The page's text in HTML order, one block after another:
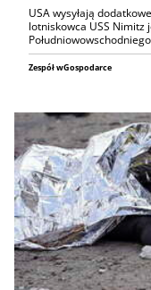
USA wysyłają
lotniskowca USS Nimitz
Południowowschodniego
Zespół wGospodarce